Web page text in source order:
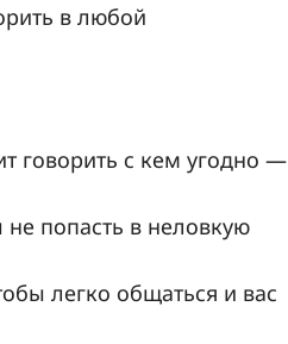
в любой
говорить с кем угодно —
попасть в неловкую
легко общаться и вас